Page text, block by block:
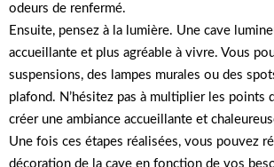
odeurs de renfermé.
Ensuite, pensez à la lumière. Une cave
accueillante et plus agréable à vivre. Vous
suspensions, des lampes murales ou des
plafond. N’hésitez pas à multiplier les points
créer une ambiance accueillante et
Une fois ces étapes réalisées, vous pouvez
décoration de la cave en fonction de vos